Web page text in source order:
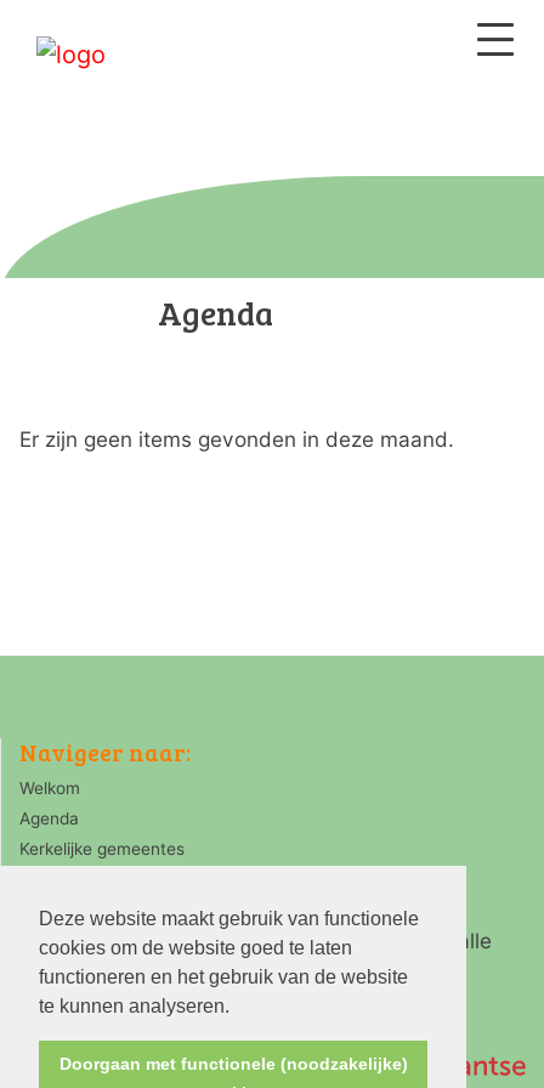
Deze website maakt gebruik van functionele
cookies om de website goed te laten
functioneren en het gebruik van de website
te kunnen analyseren.
Doorgaan met functionele (noodzakelijke)
Agenda
Er zijn geen items gevonden in deze maand.
Navigeer naar:
Welkom
Agenda
Kerkelijke gemeentes
Ring Zaanstreek is de koepelorganisatie van alle
PKN kerken in de Zaanstreek